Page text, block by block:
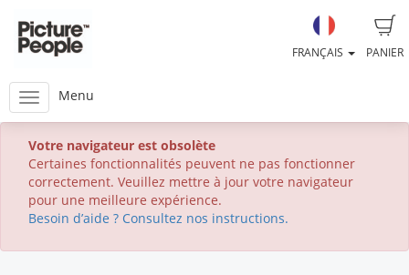
PANIER
FRANÇAIS
Menu
Votre navigateur est obsolète
Certaines fonctionnalités peuvent ne pas fonctionner
correctement. Veuillez mettre à jour votre navigateur
pour une meilleure expérience.
Besoin d’aide ? Consultez nos instructions.